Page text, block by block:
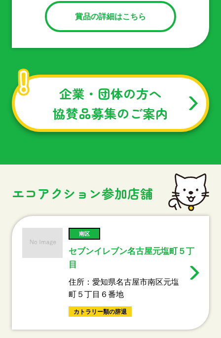
賞品の詳細はこちら
企業・団体の方へ
協賛品募集のご案内
エコアクション参加店舗
南区
セブンイレブン名古屋元塩町５丁
目
住所：愛知県名古屋市南区元塩
町５丁目６番地
カトラリー類の辞退